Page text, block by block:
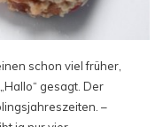
schon viel früher,
gesagt. Der
–